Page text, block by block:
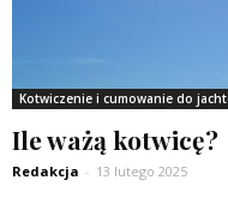
Kotwiczenie i cumowanie do
Ile ważą kotwicę?
Redakcja - 13 lutego 2025